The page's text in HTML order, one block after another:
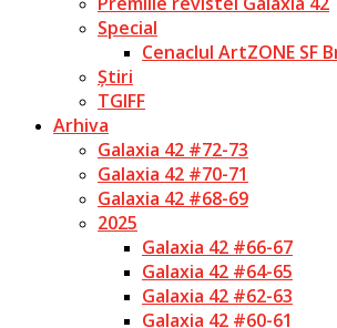
Special
Cenaclul ArtZONE SF
Știri
TGIFF
Arhiva
Galaxia 42 #72-73
Galaxia 42 #70-71
Galaxia 42 #68-69
2025
Galaxia 42 #66-67
Galaxia 42 #64-65
Galaxia 42 #62-63
Galaxia 42 #60-61